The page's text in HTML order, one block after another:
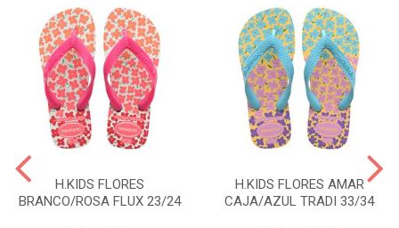
H.KIDS FLORES
BRANCO/ROSA FLUX 23/24
H.KIDS FLORES AMAR
CAJA/AZUL TRADI 33/34